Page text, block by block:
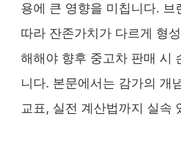
용에 큰 영향을 미칩니다. 브
따라 잔존가치가 다르게 형
해해야 향후 중고차 판매 시
니다. 본문에서는 감가의 개
교표, 실전 계산법까지 실속